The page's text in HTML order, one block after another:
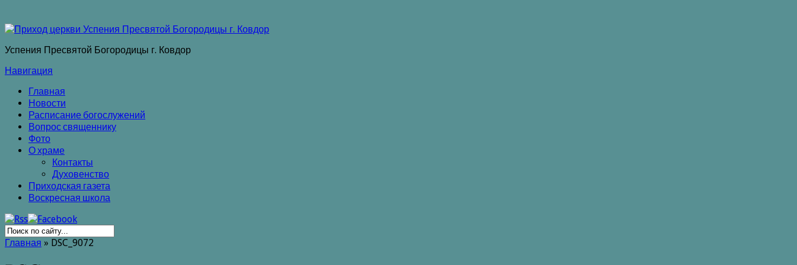
Успения Пресвятой Богородицы г. Ковдор
Навигация
Главная
Новости
Расписание богослужений
Вопрос священнику
Фото
О храме
Контакты
Духовенство
Приходская газета
Воскресная школа
Главная » DSC_9072